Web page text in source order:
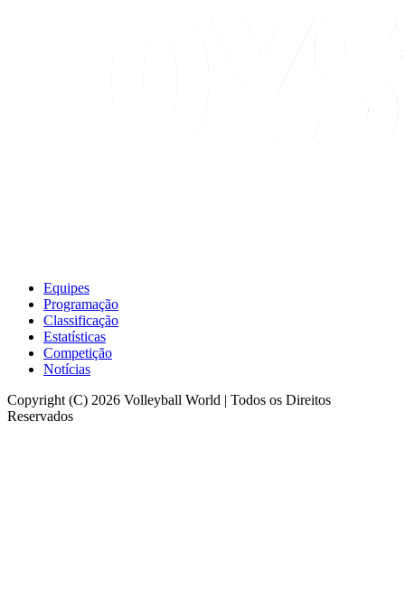
Equipes
Programação
Classificação
Estatísticas
Competição
Notícias
Copyright (C) 2026 Volleyball World | Todos os Direitos
Reservados